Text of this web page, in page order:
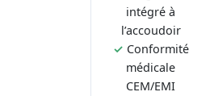
intégré à
l’accoudoir
✓ Conformité
médicale
CEM/EMI